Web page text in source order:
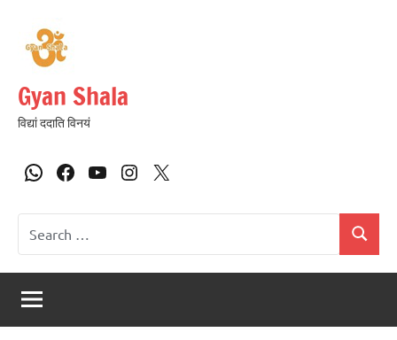
Gyan Shala
विद्यां ददाति विनयं